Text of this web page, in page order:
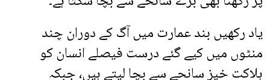
یاد رکھیں بند عمارت میں آگ کے دوران چند
منٹوں میں کیے گئے درست فیصلے انسان کو
ہلاکت خیز سانحے سے بچا لیتے ہیں، جبکہ